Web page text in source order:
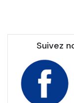
Suivez